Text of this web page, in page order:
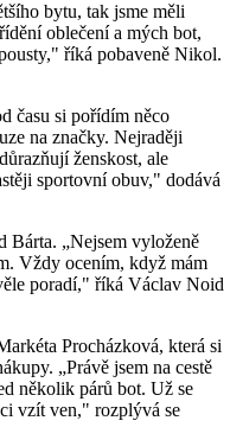
bytu, tak jsme měli
oblečení a mých bot,
říká pobaveně Nikol.
času si pořídím něco
na značky. Nejraději
ženskost, ale
sportovní obuv," dodává
Bárta. „Nejsem vyloženě
Vždy ocením, když mám
poradí," říká Václav Noid
Procházková, která si
„Právě jsem na cestě
několik párů bot. Už se
vzít ven," rozplývá se